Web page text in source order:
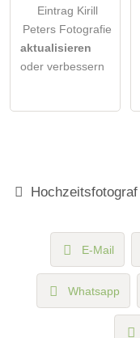
Eintrag Kirill
Peters Fotografie
aktualisieren
oder verbessern
Hochzeitsfotograf
E-Mail
Whatsapp